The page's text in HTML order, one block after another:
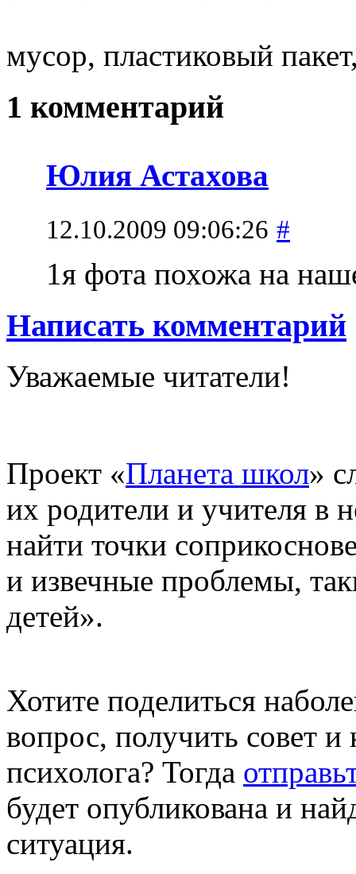
мусор, пластиковый
1 комментарий
Юлия Астахова
12.10.2009 09:06:26 #
1я фота похожа на
Написать комментарий
Уважаемые читатели!
Проект «Планета школ»
их родители и учителя в
найти точки
и извечные проблемы,
детей».
Хотите поделиться
вопрос, получить совет
психолога? Тогда
будет опубликована и
ситуация.